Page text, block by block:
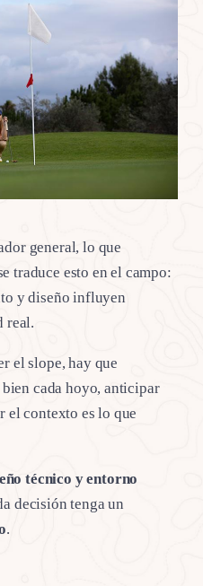
general, lo que
traduce esto en el campo:
y diseño influyen
real.
el slope, hay que
cada hoyo, anticipar
el contexto es lo que
técnico y entorno
decisión tenga un
.